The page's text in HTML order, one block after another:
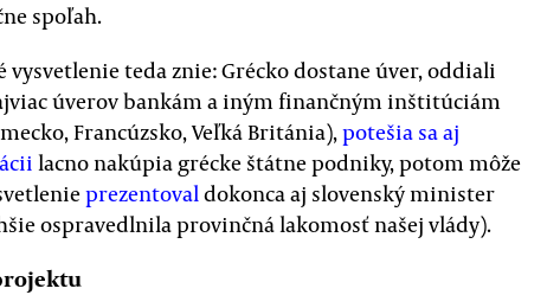
spoľah.
teda znie: Grécko dostane úver, oddiali
úverov bankám a iným finančným inštitúciám
Francúzsko, Veľká Británia),potešia sa aj
lacno nakúpia grécke štátne podniky, potom môže
prezentovaldokonca aj slovenský minister
ospravedlnila provinčná lakomosť našej vlády).